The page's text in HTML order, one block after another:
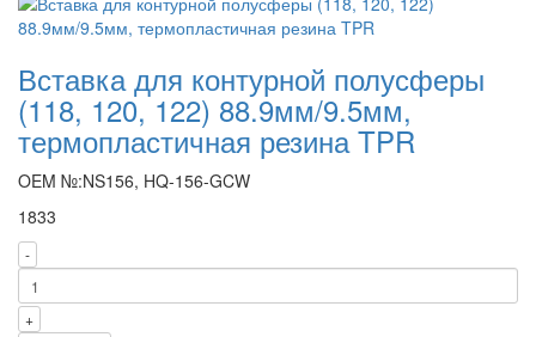
Вставка для контурной полусферы
(118, 120, 122) 88.9мм/9.5мм,
термопластичная резина TPR
OEM №:NS156, HQ-156-GCW
1833
-
+